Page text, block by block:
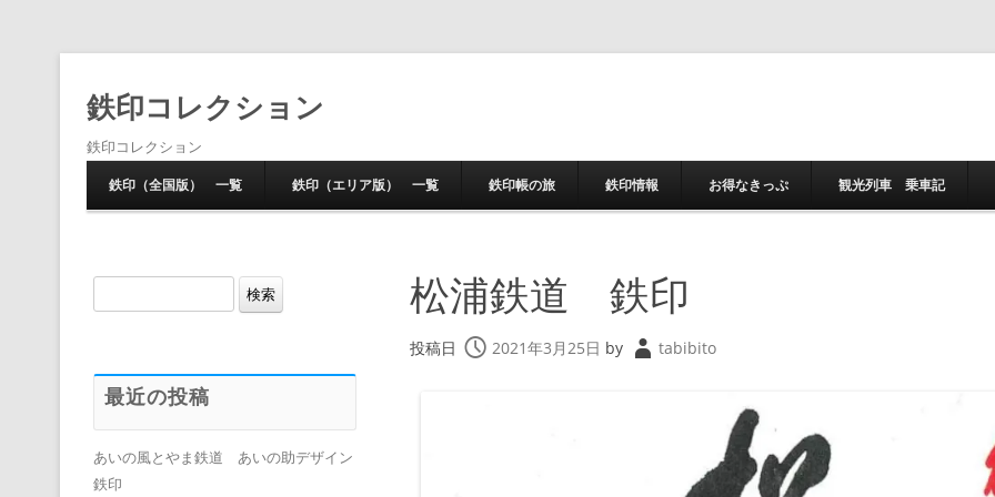
鉄印コレクション
鉄印コレクション
鉄印（全国版） 一覧 鉄印（エリア版） 一覧 鉄印帳の旅 鉄印情報 お得なきっぷ 観光列車 乗車記
松浦鉄道 鉄印
投稿日 2021年3月25日 by tabibito
索:
最近の投稿
あいの風とやま鉄道 あいの助デザイン
鉄印